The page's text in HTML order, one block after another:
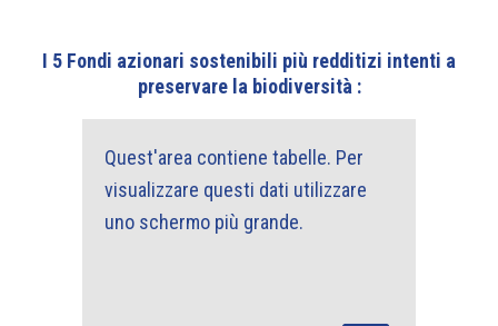
I 5 Fondi azionari sostenibili più redditizi intenti a
preservare la biodiversità :